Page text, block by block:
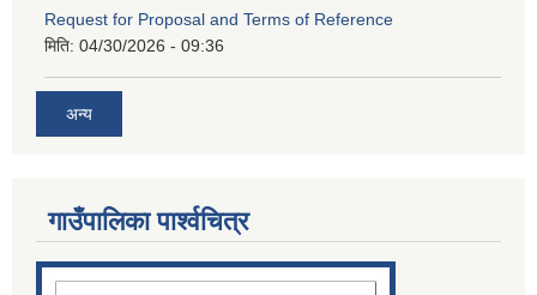
Request for Proposal and Terms of Reference
मिति: 04/30/2026 - 09:36
अन्य
गाउँपालिका पार्श्‍वचित्र